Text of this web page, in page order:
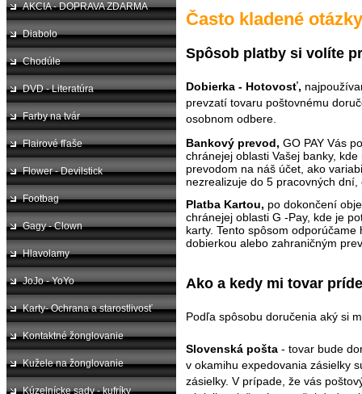
AKCIA - DOPRAVA ZDARMA
Diabolo
Chodúle
DVD - Literatúra
Farby na tvár
Flairové fľaše
Flower - Devilstick
Footbag
Gagy - Clown
Hlavolamy
JoJo - YoYo
Karty- Ochrana a starostlivosť
Kontaktné žonglovanie
Kužele na žonglovanie
Kúzelnícke sady - kufríky
Často kladené otázky
Spôsob platby si volíte
Dobierka - Hotovosť,
prevzatí tovaru poštovnému
osobnom odbere.
Bankový prevod, GO PAY Vás
chránejej oblasti Vašej banky,
prevodom na náš účet, ako
nezrealizuje do 5 pracovných
Platba Kartou, po dokončení
chránejej oblasti G -Pay, kde je
karty. Tento spôsom
dobierkou alebo zahraničným
Ako a kedy mi tovar
Podľa spôsobu doručenia aký si
Slovenská pošta - tovar bude
v okamihu expedovania zásielky
zásielky. V prípade, že vás